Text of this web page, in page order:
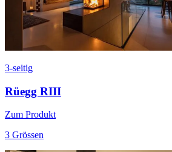
3-seitig
Rüegg RIII
Zum Produkt
3 Grössen